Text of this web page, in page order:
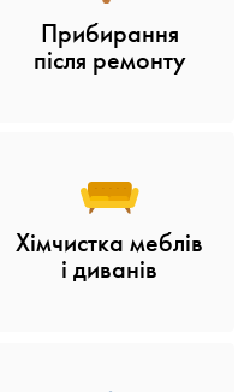
Прибирання
після ремонту
Хімчистка меблів
і диванів